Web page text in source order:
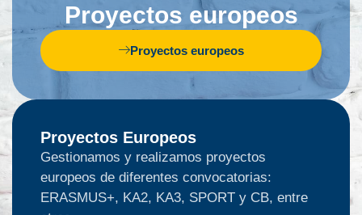
Proyectos europeos
Proyectos europeos
Proyectos Europeos
Gestionamos y realizamos proyectos
europeos de diferentes convocatorias:
ERASMUS+, KA2, KA3, SPORT y CB, entre